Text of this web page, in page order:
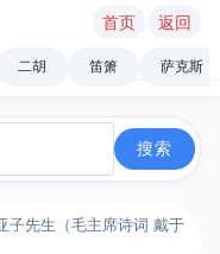
首页 返回
二胡 笛箫 萨克斯
子先生（毛主席诗词 戴于